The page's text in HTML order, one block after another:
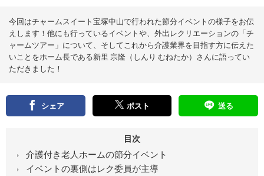
今回はチャームスイート宝塚中山で行われた節分イベントの様子をお伝
えします！他にも行っているイベントや、外出レクリエーションの「チ
ャームツアー」について、そしてこれから介護業界を目指す方に伝えた
いことをホーム長である新里 宗隆（しんり むねたか）さんに語ってい
ただきました！
シェア ポスト 送る
目次
介護付き老人ホームの節分イベント
イベントの裏側はレク委員が主導